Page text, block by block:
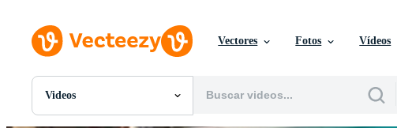
Vectores Fotos Vídeos
Videos
Todas Imágenes